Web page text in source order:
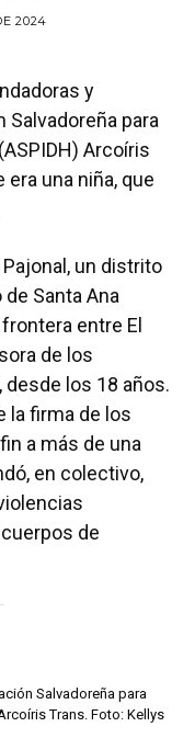
2024
y
para
Arcoíris
una niña, que
un distrito
Santa Ana
entre El
de los
desde los 18 años.
la firma de los
a más de una
en colectivo,
de
Salvadoreña para
Trans. Foto: Kellys